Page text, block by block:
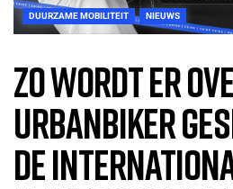
DUURZAME MOBILITEIT NIEUWS
Zo wordt er
UrbanBiker
de